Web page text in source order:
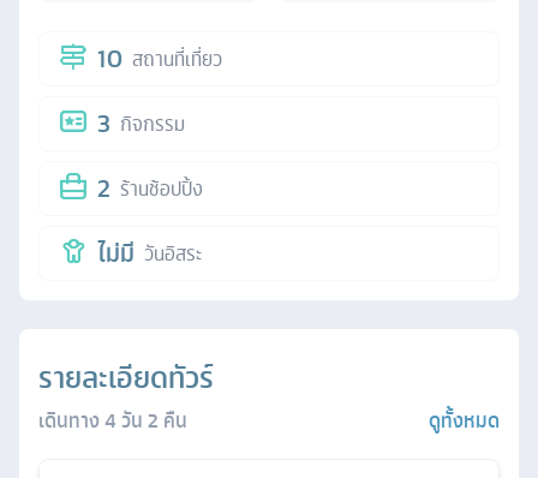
10 สถานที่เที่ยว
3 กิจกรรม
2 ร้านช้อปปิ้ง
ไม่มี วันอิสระ
รายละเอียดทัวร์
เดินทาง4วัน2 คืน ดูทั้งหมด